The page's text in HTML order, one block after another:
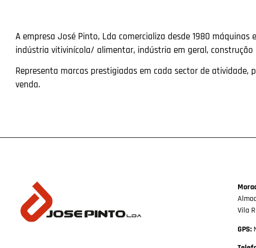
A empresa José Pinto, Lda comercializa desde 1980
indústria vitivinícola/ alimentar, indústria em geral,
Representa marcas prestigiadas em cada sector de
venda.
Vila
GPS: